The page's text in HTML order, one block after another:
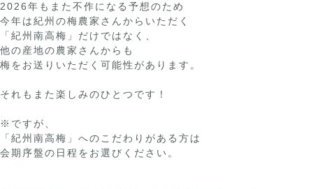
2026年もまた不作になる予想のため
今年は紀州の梅農家さんからいただく
「紀州南高梅」だけではなく、
他の産地の農家さんからも
梅をお送りいただく可能性があります。
それもまた楽しみのひとつです！
※ですが、
「紀州南高梅」へのこだわりがある方は
会期序盤の日程をお選びください。